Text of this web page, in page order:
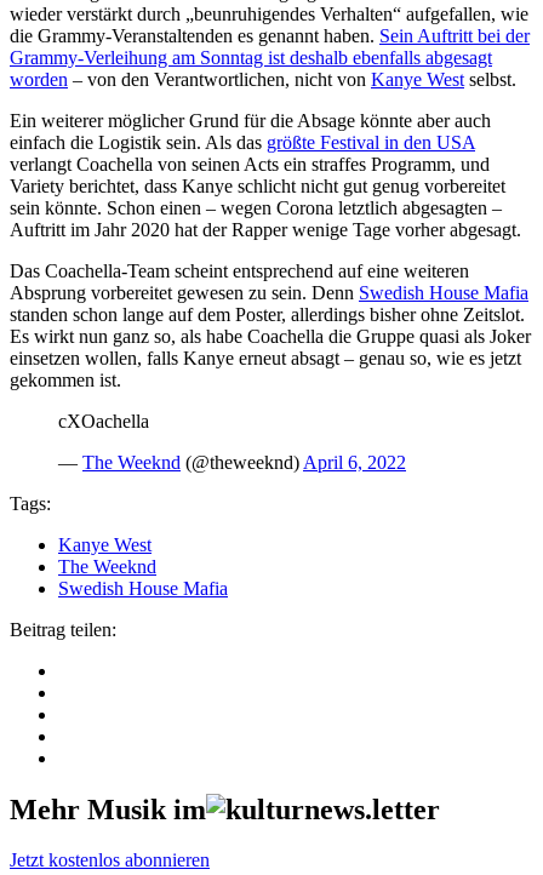
wieder verstärkt durch „beunruhigendes Verhalten“ aufgefallen, wie
die Grammy-Veranstaltenden es genannt haben. Sein Auftritt bei der
Grammy-Verleihung am Sonntag ist deshalb ebenfalls abgesagt
worden – von den Verantwortlichen, nicht von Kanye West selbst.
Ein weiterer möglicher Grund für die Absage könnte aber auch
einfach die Logistik sein. Als das größte Festival in den USA
verlangt Coachella von seinen Acts ein straffes Programm, und
Variety berichtet, dass Kanye schlicht nicht gut genug vorbereitet
sein könnte. Schon einen – wegen Corona letztlich abgesagten –
Auftritt im Jahr 2020 hat der Rapper wenige Tage vorher abgesagt.
Das Coachella-Team scheint entsprechend auf eine weiteren
Absprung vorbereitet gewesen zu sein. Denn Swedish House Mafia
standen schon lange auf dem Poster, allerdings bisher ohne Zeitslot.
Es wirkt nun ganz so, als habe Coachella die Gruppe quasi als Joker
einsetzen wollen, falls Kanye erneut absagt – genau so, wie es jetzt
gekommen ist.
cXOachella
— The Weeknd (@theweeknd) April 6, 2022
Tags:
Kanye West
The Weeknd
Swedish House Mafia
Beitrag teilen:
Mehr Musik im
Jetzt kostenlos abonnieren